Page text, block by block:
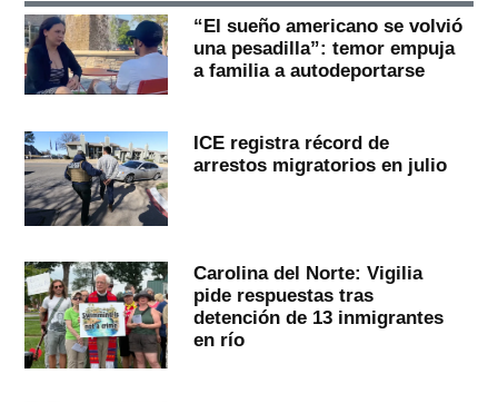
“El sueño americano se volvió
una pesadilla”: temor empuja
a familia a autodeportarse
ICE registra récord de
arrestos migratorios en julio
Carolina del Norte: Vigilia
pide respuestas tras
detención de 13 inmigrantes
en río